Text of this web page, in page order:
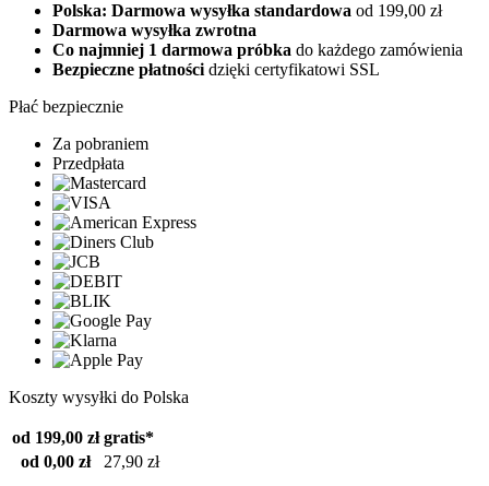
Polska: Darmowa wysyłka standardowa od 199,00 zł
Darmowa wysyłka zwrotna
Co najmniej 1 darmowa próbka do każdego zamówienia
Bezpieczne płatnościdzięki certyfikatowi SSL
Płać bezpiecznie
Za pobraniem
Przedpłata
Koszty wysyłki do Polska
od 199,00 zł gratis*
od 0,00 zł
27,90 zł